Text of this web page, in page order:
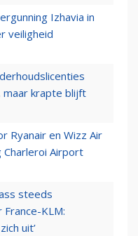
Izhavia in
veiligheid
krapte blijft
Ryanair en Wizz Air
Airport
steeds
KLM:
uit’